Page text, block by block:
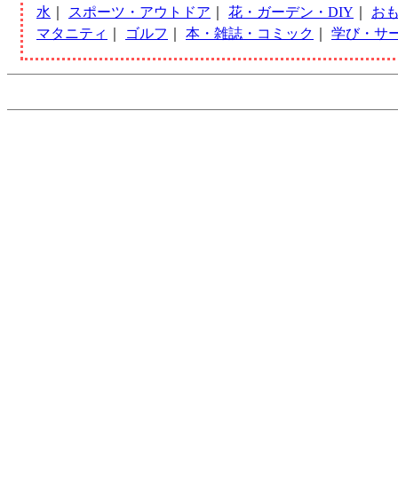
水
スポーツ・アウトドア 花・ガーデン・DIY
お
マタニティ
ゴルフ 本・雑誌・コミック 学び・サ